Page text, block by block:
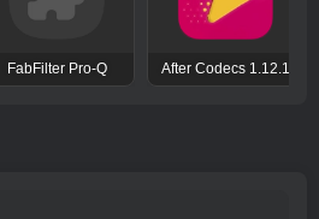
FabFilter Pro-Q After Codecs 1.12.1